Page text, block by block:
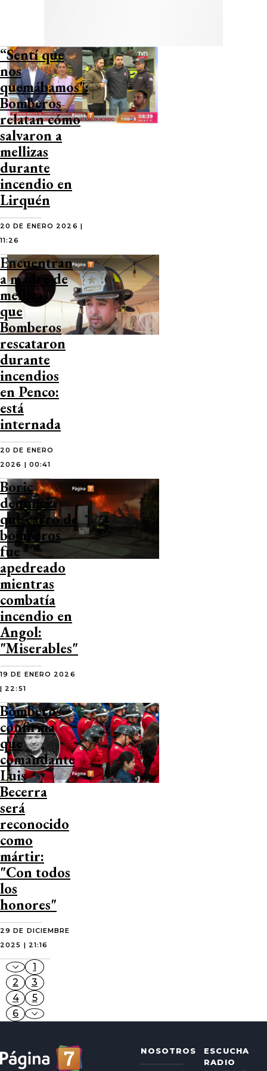
“Sentí que
nos
quemábamos":
Bomberos
relatan cómo
salvaron a
mellizas
durante
incendio en
Lirquén
20 DE ENERO 2026 |
11:26
Encuentran
a madre de
mellizas
que
Bomberos
rescataron
durante
incendios
en Penco:
está
internada
20 DE ENERO
2026 | 00:41
Boric
denuncia
que carro de
bomberos
fue
apedreado
mientras
combatía
incendio en
Angol:
"Miserables"
19 DE ENERO 2026
| 22:51
Bomberos
confirma
que
comandante
Luis
Becerra
será
reconocido
como
mártir:
"Con todos
los
honores"
29 DE DICIEMBRE
2025 | 21:16
1
2
3
4
5
6
NOSOTROS
ESCUCHA
RADIO